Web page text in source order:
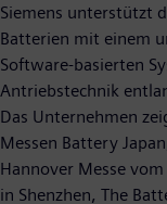
Siemens unterstützt
Batterien mit einem
Software-basierten
Antriebstechnik
Das Unternehmen
Messen Battery
Hannover Messe
in Shenzhen, The